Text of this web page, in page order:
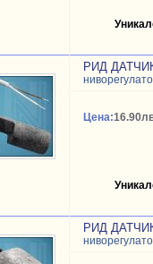
РИД
Цена:
РИД